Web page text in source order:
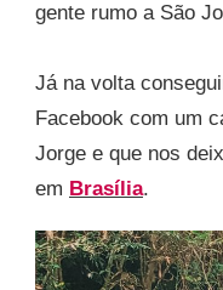
gente rumo a São
Já na volta
Facebook com um
Jorge e que nos
em Brasília.